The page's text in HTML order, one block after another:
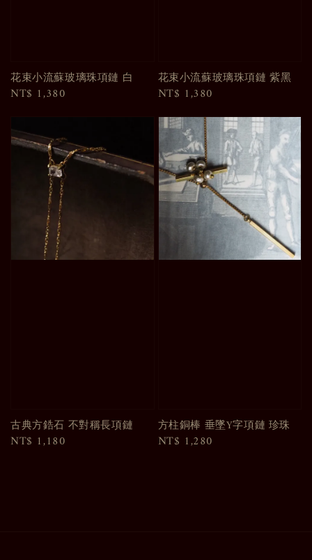
花束小流蘇玻璃珠項鏈 白
Regular
NT$ 1,380
花束小流蘇玻璃珠項鏈 紫黑
Regular
NT$ 1,380
古典方鋯石 不對稱長項鏈
Regular
NT$ 1,180
方柱銅棒 垂墜Y字項鏈 珍珠
Regular
NT$ 1,280